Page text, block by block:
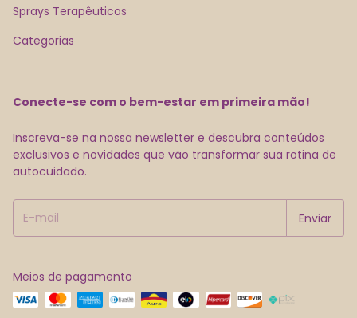
Sprays Terapêuticos
Categorias
Conecte-se com o bem-estar em primeira mão!
Inscreva-se na nossa newsletter e descubra conteúdos
exclusivos e novidades que vão transformar sua rotina de
autocuidado.
Meios de pagamento